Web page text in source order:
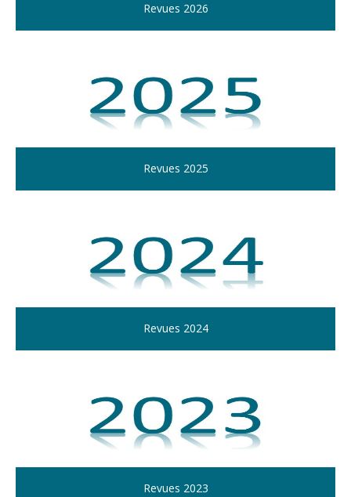
Revues 2026
Revues 2025
Revues 2024
Revues 2023